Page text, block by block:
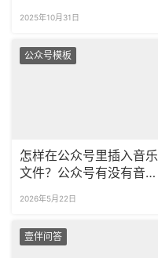
2025年10月31日
公众号模板
怎样在公众号里插入音乐
文件？公众号有没有音乐
2026年5月22日
壹伴问答